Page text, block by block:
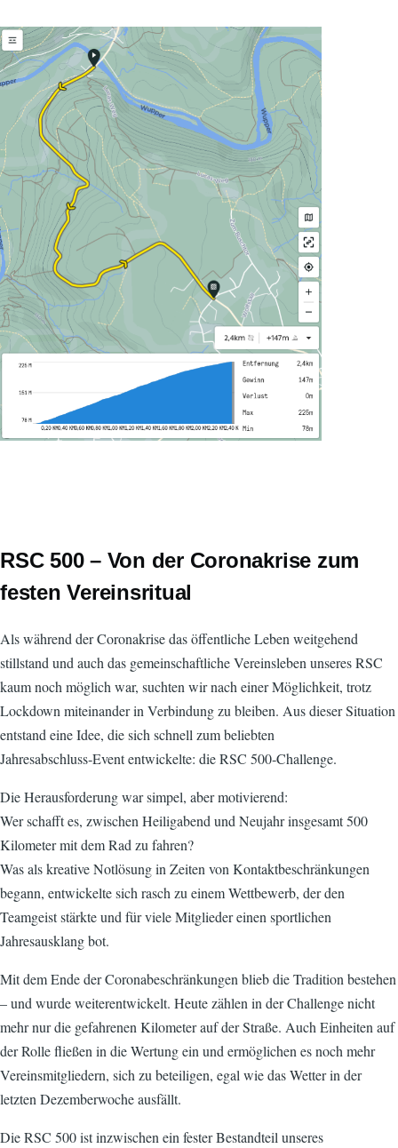
RSC 500 – Von der Coronakrise zum
festen Vereinsritual
Als während der Coronakrise das öffentliche Leben weitgehend
stillstand und auch das gemeinschaftliche Vereinsleben unseres RSC
kaum noch möglich war, suchten wir nach einer Möglichkeit, trotz
Lockdown miteinander in Verbindung zu bleiben. Aus dieser Situation
entstand eine Idee, die sich schnell zum beliebten
Jahresabschluss‑Event entwickelte: die RSC 500‑Challenge.
Die Herausforderung war simpel, aber motivierend:
Wer schafft es, zwischen Heiligabend und Neujahr insgesamt 500
Kilometer mit dem Rad zu fahren?
Was als kreative Notlösung in Zeiten von Kontaktbeschränkungen
begann, entwickelte sich rasch zu einem Wettbewerb, der den
Teamgeist stärkte und für viele Mitglieder einen sportlichen
Jahresausklang bot.
Mit dem Ende der Coronabeschränkungen blieb die Tradition bestehen
– und wurde weiterentwickelt. Heute zählen in der Challenge nicht
mehr nur die gefahrenen Kilometer auf der Straße. Auch Einheiten auf
der Rolle fließen in die Wertung ein und ermöglichen es noch mehr
Vereinsmitgliedern, sich zu beteiligen, egal wie das Wetter in der
letzten Dezemberwoche ausfällt.
Die RSC 500 ist inzwischen ein fester Bestandteil unseres